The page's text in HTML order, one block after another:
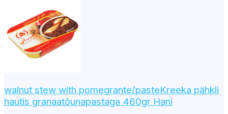
walnut stew with pomegrante/pasteKreeka pähkli
hautis granaatõunapastaga 460gr Hani